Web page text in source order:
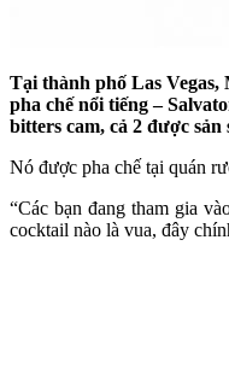
Tại thành phố Las
pha chế nổi tiếng –
bitters cam, cả 2 được
Nó được pha chế tại quán
“Các bạn đang tham gia
cocktail nào là vua, đây